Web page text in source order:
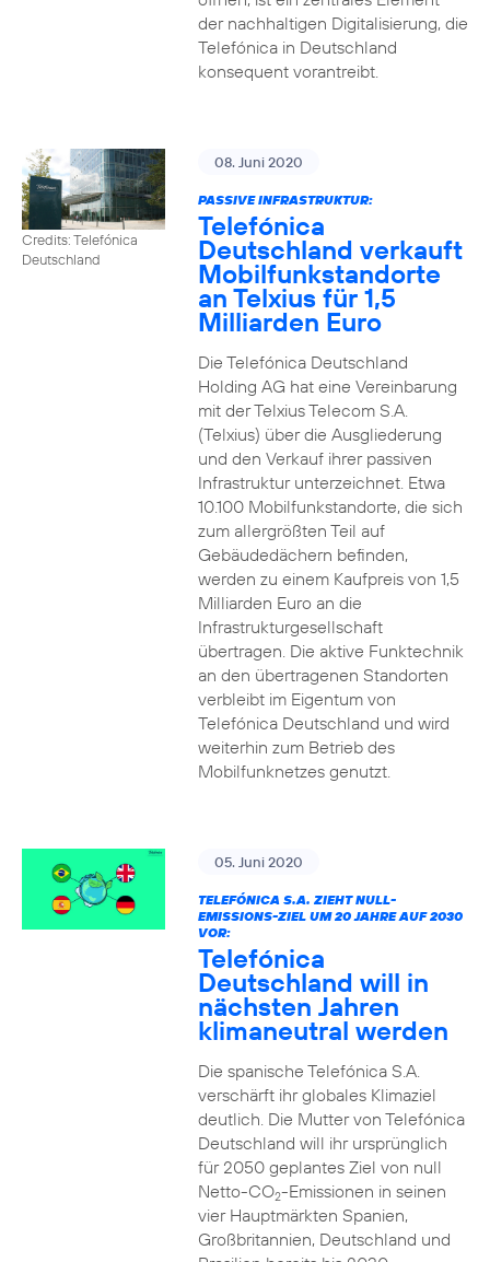
der nachhaltigen Digitalisierung, die
Telefónica in Deutschland
konsequent vorantreibt.
Credits: Telefónica
Deutschland
08. Juni 2020
PASSIVE INFRASTRUKTUR:
Telefónica
Deutschland verkauft
Mobilfunkstandorte
an Telxius für 1,5
Milliarden Euro
Die Telefónica Deutschland
Holding AG hat eine Vereinbarung
mit der Telxius Telecom S.A.
(Telxius) über die Ausgliederung
und den Verkauf ihrer passiven
Infrastruktur unterzeichnet. Etwa
10.100 Mobilfunkstandorte, die sich
zum allergrößten Teil auf
Gebäudedächern befinden,
werden zu einem Kaufpreis von 1,5
Milliarden Euro an die
Infrastrukturgesellschaft
übertragen. Die aktive Funktechnik
an den übertragenen Standorten
verbleibt im Eigentum von
Telefónica Deutschland und wird
weiterhin zum Betrieb des
Mobilfunknetzes genutzt.
05. Juni 2020
TELEFÓNICA S.A. ZIEHT NULL-
EMISSIONS-ZIEL UM 20 JAHRE AUF 2030
VOR:
Telefónica
Deutschland will in
nächsten Jahren
klimaneutral werden
Die spanische Telefónica S.A.
verschärft ihr globales Klimaziel
deutlich. Die Mutter von Telefónica
Deutschland will ihr ursprünglich
für 2050 geplantes Ziel von null
Netto-CO2-Emissionen in seinen
vier Hauptmärkten Spanien,
Großbritannien, Deutschland und